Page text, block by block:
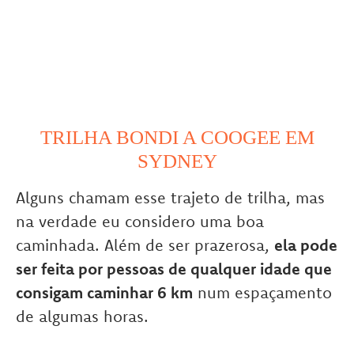
TRILHA BONDI A COOGEE EM
SYDNEY
Alguns chamam esse trajeto de trilha, mas
na verdade eu considero uma boa
caminhada. Além de ser prazerosa, ela pode
ser feita por pessoas de qualquer idade que
consigam caminhar 6 km num espaçamento
de algumas horas.